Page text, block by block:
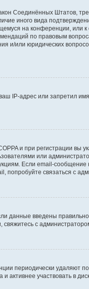
Соединённых Штатов,
иного вида
на конференции, или
по правовым
и/или юридических
IP-адрес или запретил
и при регистрации вы
или
Если email-сообщение
попробуйте связаться с
данные введены
с
периодически удаляют
участвовать в